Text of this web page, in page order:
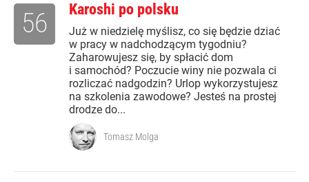
Karoshi po polsku
Już w niedzielę myślisz, co się będzie dziać
w pracy w nadchodzącym tygodniu?
Zaharowujesz się, by spłacić dom
i samochód? Poczucie winy nie pozwala ci
rozliczać nadgodzin? Urlop wykorzystujesz
na szkolenia zawodowe? Jesteś na prostej
drodze do...
56
Tomasz Molga